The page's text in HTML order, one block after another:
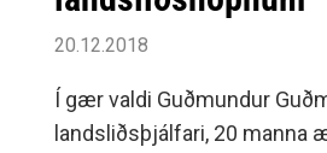
20.12.2018
Í gær valdi Guðmundur
landsliðsþjálfari, 20 manna